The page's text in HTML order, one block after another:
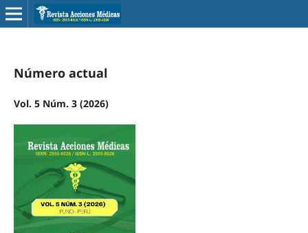
Número actual
Vol. 5 Núm. 3 (2026)